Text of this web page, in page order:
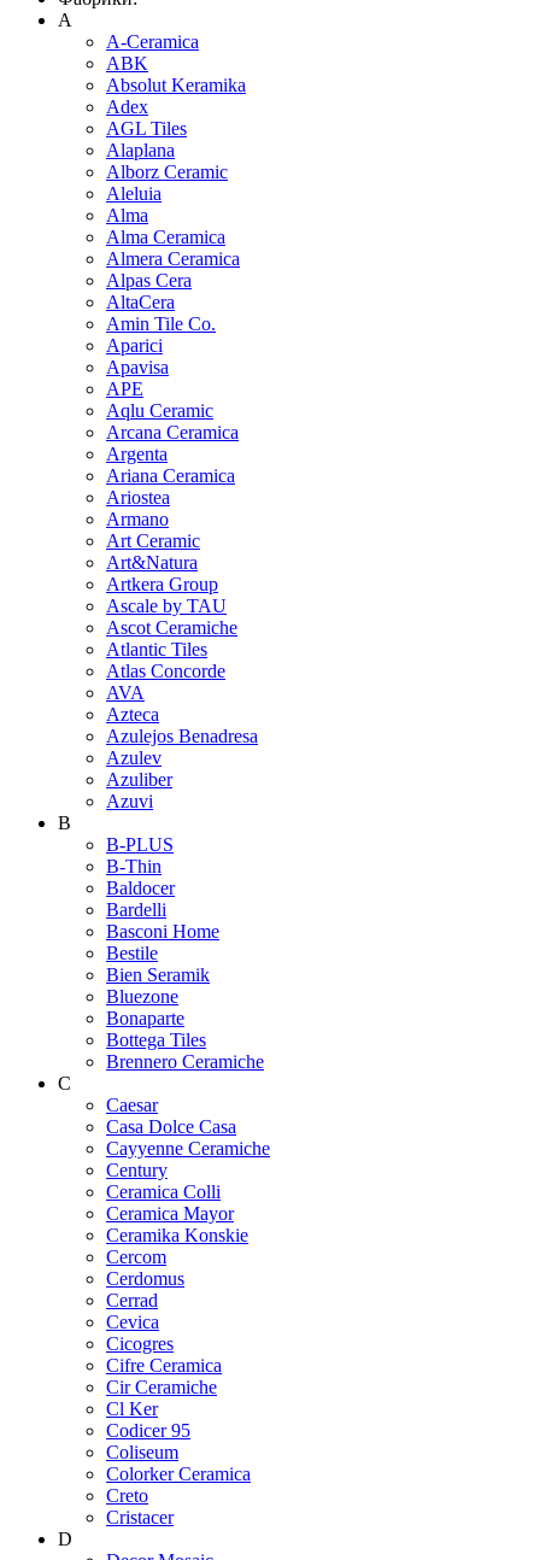
A
A-Ceramica
ABK
Absolut Keramika
Adex
AGL Tiles
Alaplana
Alborz Ceramic
Aleluia
Alma
Alma Ceramica
Almera Ceramica
Alpas Cera
AltaCera
Amin Tile Co.
Aparici
Apavisa
APE
Aqlu Ceramic
Arcana Ceramica
Argenta
Ariana Ceramica
Ariostea
Armano
Art Ceramic
Art&Natura
Artkera Group
Ascale by TAU
Ascot Ceramiche
Atlantic Tiles
Atlas Concorde
AVA
Azteca
Azulejos Benadresa
Azulev
Azuliber
Azuvi
B
B-PLUS
B-Thin
Baldocer
Bardelli
Basconi Home
Bestile
Bien Seramik
Bluezone
Bonaparte
Bottega Tiles
Brennero Ceramiche
C
Caesar
Casa Dolce Casa
Cayyenne Ceramiche
Century
Ceramica Colli
Ceramica Mayor
Ceramika Konskie
Cercom
Cerdomus
Cerrad
Cevica
Cicogres
Cifre Ceramica
Cir Ceramiche
Cl Ker
Codicer 95
Coliseum
Colorker Ceramica
Creto
Cristacer
D